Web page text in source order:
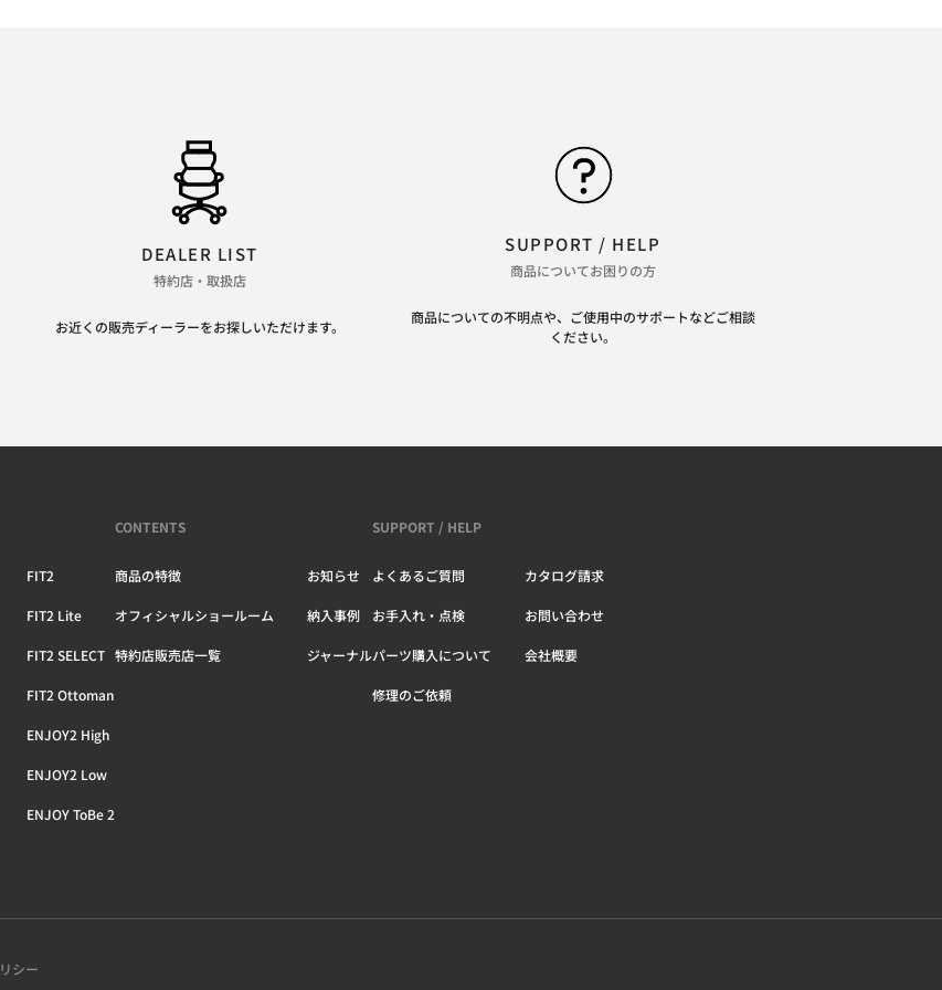
DEALER LIST
特約店・取扱店
お近くの販売ディーラーをお探しいただけます。
SUPPORT / HELP
商品についてお困りの方
商品についての不明点や、ご使用中のサポートなどご相談
ください。
FIT2 Ottoman
FIT2
FIT2 Lite
FIT2 SELECT
ENJOY2 High
ENJOY2 Low
ENJOY ToBe 2
CONTENTS
商品の特徴
オフィシャルショールーム
特約店販売店一覧
お知らせ
納入事例
ジャーナル
SUPPORT / HELP
よくあるご質問
お手入れ・点検
パーツ購入について
修理のご依頼
カタログ請求
お問い合わせ
会社概要
シー